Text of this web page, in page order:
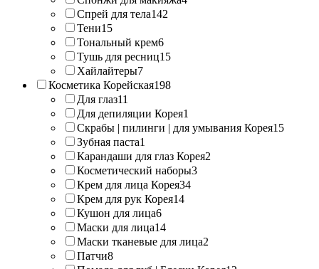
Спрей для тела142
Тени15
Тональный крем6
Тушь для ресниц15
Хайлайтеры7
Косметика Корейская198
Для глаз11
Для депиляции Корея1
Скрабы | пилинги | для умывания Корея15
Зубная паста1
Карандаши для глаз Корея2
Косметический наборы3
Крем для лица Корея34
Крем для рук Корея14
Кушон для лица6
Маски для лица14
Маски тканевые для лица2
Патчи8